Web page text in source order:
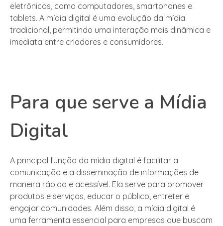
eletrônicos, como computadores, smartphones e
tablets. A mídia digital é uma evolução da mídia
tradicional, permitindo uma interação mais dinâmica e
imediata entre criadores e consumidores.
Para que serve a Mídia
Digital
A principal função da mídia digital é facilitar a
comunicação e a disseminação de informações de
maneira rápida e acessível. Ela serve para promover
produtos e serviços, educar o público, entreter e
engajar comunidades. Além disso, a mídia digital é
uma ferramenta essencial para empresas que buscam